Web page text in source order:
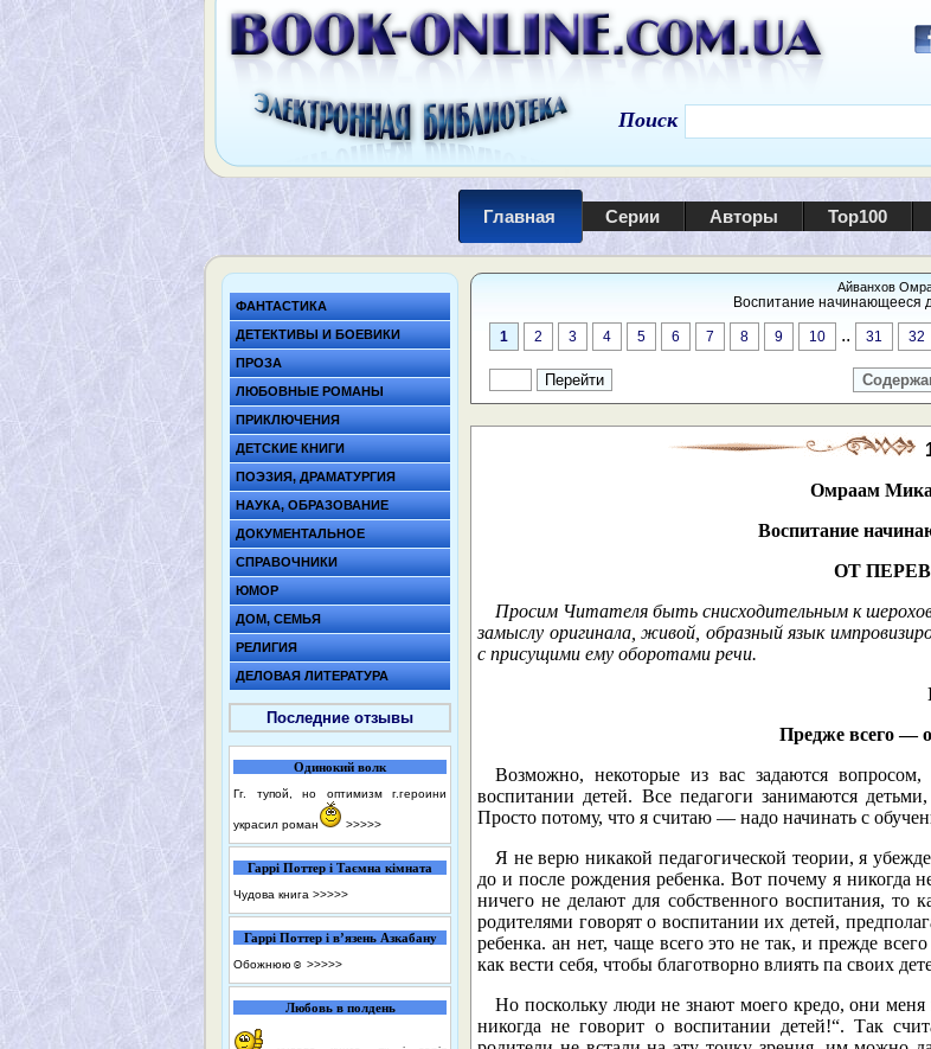
Поиск
Главная Серии Авторы Top100
ФАНТАСТИКА
ДЕТЕКТИВЫ И БОЕВИКИ
ПРОЗА
ЛЮБОВНЫЕ РОМАНЫ
ПРИКЛЮЧЕНИЯ
ДЕТСКИЕ КНИГИ
ПОЭЗИЯ, ДРАМАТУРГИЯ
НАУКА, ОБРАЗОВАНИЕ
ДОКУМЕНТАЛЬНОЕ
СПРАВОЧНИКИ
ЮМОР
ДОМ, СЕМЬЯ
РЕЛИГИЯ
ДЕЛОВАЯ ЛИТЕРАТУРА
Последние отзывы
Одинокий волк
Гг. тупой, но оптимизм г.героини
украсил роман >>>>>
Гаррі Поттер і Таємна кімната
Чудова книга >>>>>
Гаррі Поттер і в’язень Азкабану
Обожнюю☺️ >>>>>
Любовь в полдень
Айванхов
Воспитание начинающееся
1 2 3 4 5 6 7 8 9 10 .. 31 32
Омраам
Воспитание
ОТ
Просим Читателя быть снисходительным к
замыслу оригинала, живой, образный язык
с присущими ему оборотами речи.
Предже всего —
Возможно, некоторые из вас задаются
воспитании детей. Все педагоги занимаются
Просто потому, что я считаю — надо начинать с
Я не верю никакой педагогической теории, я
до и после рождения ребенка. Вот почему я никогда
ничего не делают для собственного воспитания, то
родителями говорят о воспитании их детей,
ребенка. ан нет, чаще всего это не так, и прежде
как вести себя, чтобы благотворно влиять па своих
Но поскольку люди не знают моего кредо, они меня
никогда не говорит о воспитании детей!“. Так